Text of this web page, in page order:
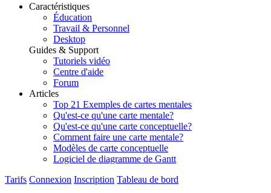
Caractéristiques
Éducation
Travail & Personnel
Desktop
Guides & Support
Tutoriels vidéo
Centre d'aide
Forum
Articles
Top 21 Exemples de cartes mentales
Qu'est-ce qu'une carte mentale?
Qu'est-ce qu'une carte conceptuelle?
Comment faire une carte mentale?
Modèles de carte conceptuelle
Logiciel de diagramme de Gantt
Tarifs Connexion Inscription Tableau de bord